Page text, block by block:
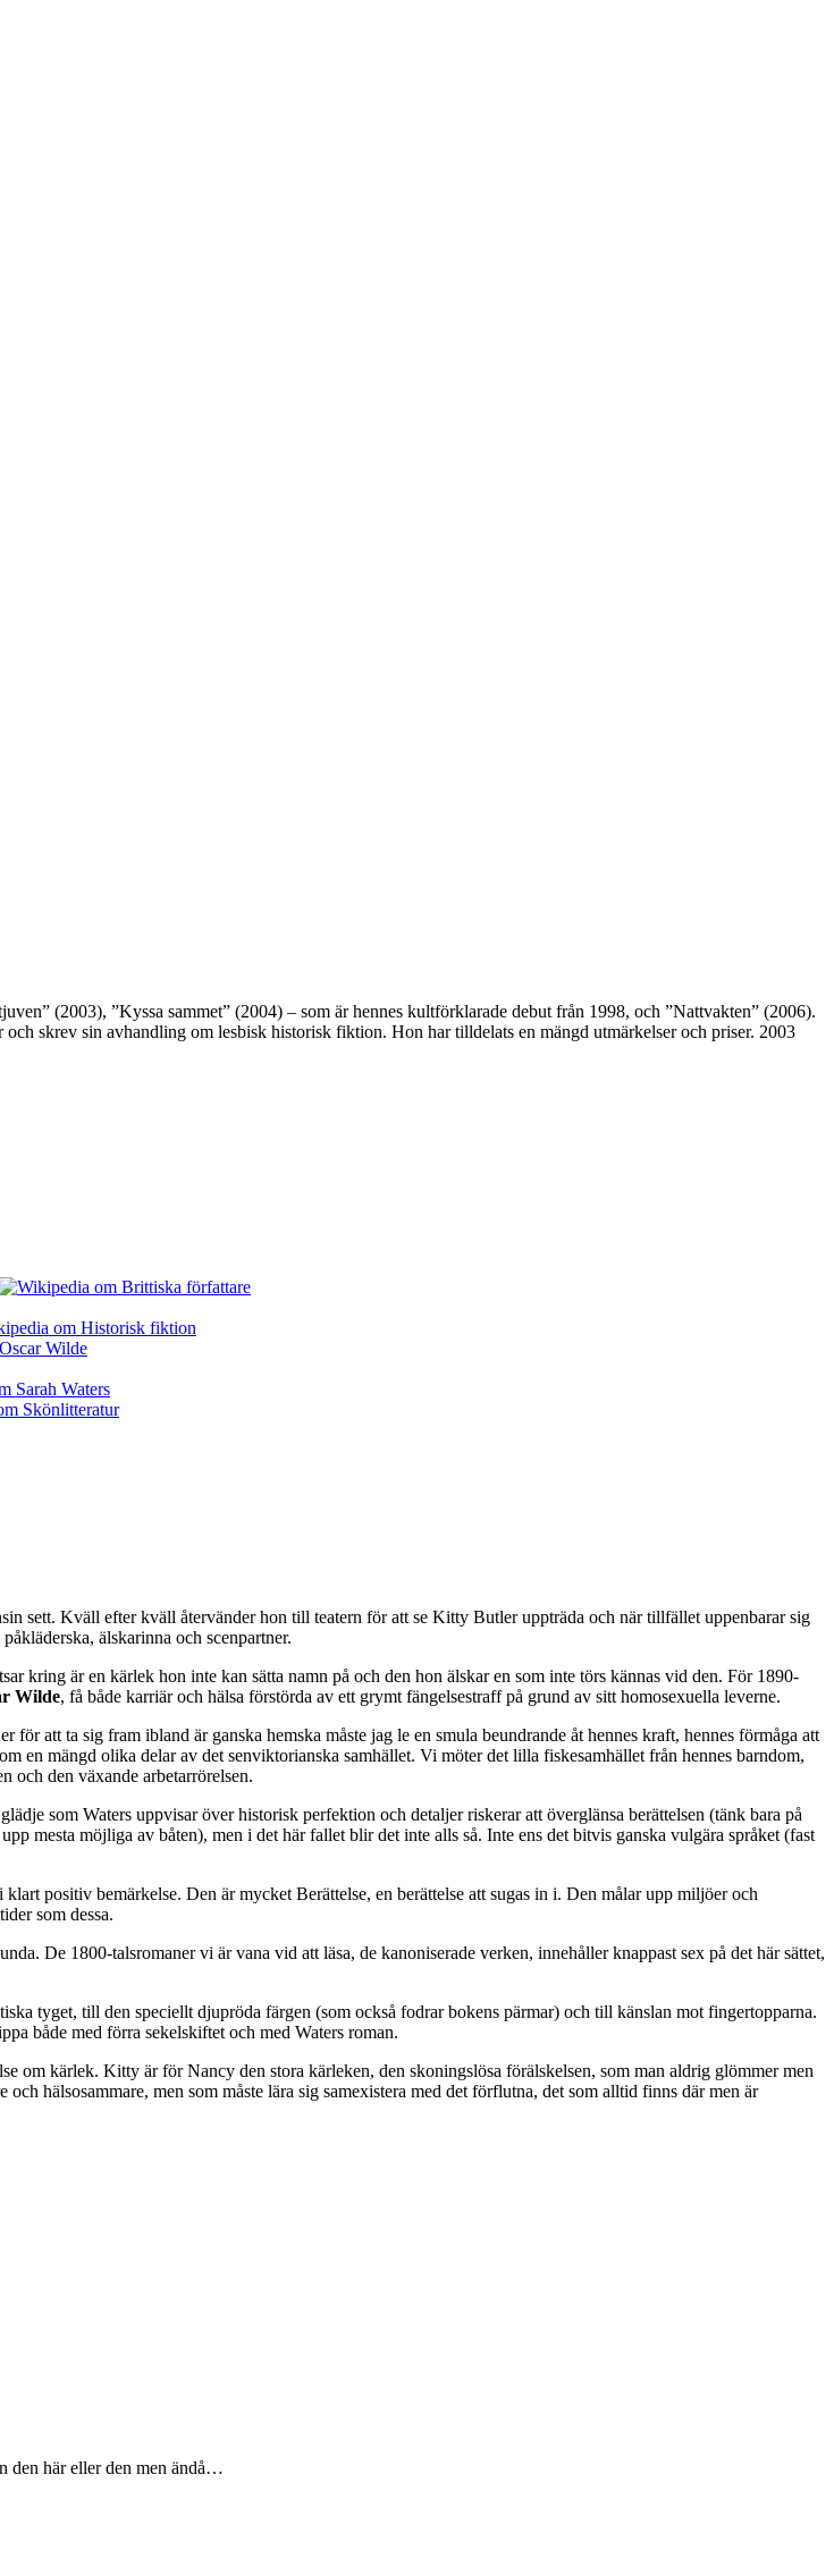
(2003), ”Kyssa sammet” (2004) – som är hennes kultförklarade debut från 1998, och ”Nattvakten” (2006).
skrev sin avhandling om lesbisk historisk fiktion. Hon har tilldelats en mängd utmärkelser och priser. 2003
sett. Kväll efter kväll återvänder hon till teatern för att se Kitty Butler uppträda och när tillfället uppenbarar sig
älskarinna och scenpartner.
kring är en kärlek hon inte kan sätta namn på och den hon älskar en som inte törs kännas vid den. För 1890-
Wilde, få både karriär och hälsa förstörda av ett grymt fängelsestraff på grund av sitt homosexuella leverne.
att ta sig fram ibland är ganska hemska måste jag le en smula beundrande åt hennes kraft, hennes förmåga att
en mängd olika delar av det senviktorianska samhället. Vi möter det lilla fiskesamhället från hennes barndom,
och den växande arbetarrörelsen.
som Waters uppvisar över historisk perfektion och detaljer riskerar att överglänsa berättelsen (tänk bara på
mesta möjliga av båten), men i det här fallet blir det inte alls så. Inte ens det bitvis ganska vulgära språket (fast
positiv bemärkelse. Den är mycket Berättelse, en berättelse att sugas in i. Den målar upp miljöer och
som dessa.
De 1800-talsromaner vi är vana vid att läsa, de kanoniserade verken, innehåller knappast sex på det här sättet,
tyget, till den speciellt djupröda färgen (som också fodrar bokens pärmar) och till känslan mot fingertopparna.
både med förra sekelskiftet och med Waters roman.
om kärlek. Kitty är för Nancy den stora kärleken, den skoningslösa förälskelsen, som man aldrig glömmer men
hälsosammare, men som måste lära sig samexistera med det förflutna, det som alltid finns där men är
den här eller den men ändå…